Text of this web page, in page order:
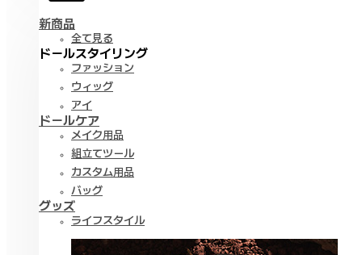
新商品
全て見る
ドールスタイリング
ファッション
ウィッグ
アイ
ドールケア
メイク用品
組立てツール
カスタム用品
バッグ
グッズ
ライフスタイル